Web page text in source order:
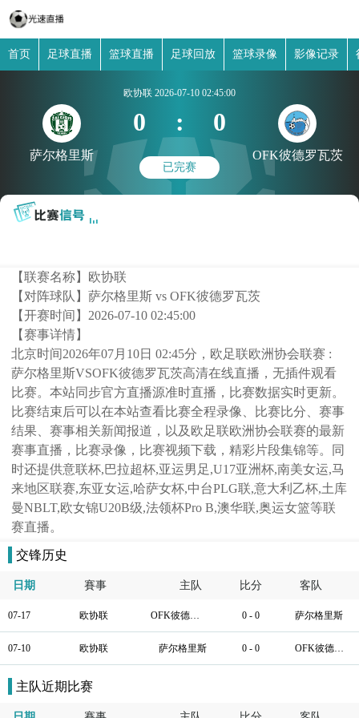
首页 足球直播 篮球直播 足球回放 篮球录像 影像记录
萨尔格里斯
欧协联 2026-07-10 02:45:00
0 : 0
已完赛
OFK彼德罗瓦茨
【联赛名称】 欧协联
【对阵球队】萨尔格里斯 vs OFK彼德罗瓦茨
【开赛时间】 2026-07-10 02:45:00
【赛事详情】
北京时间2026年07月10日 02:45分，欧足联欧洲协会联赛 :
萨尔格里斯VSOFK彼德罗瓦茨高清在线直播，无插件观看
比赛。本站同步官方直播源准时直播，比赛数据实时更新。
比赛结束后可以在本站查看比赛全程录像、比赛比分、赛事
结果、赛事相关新闻报道，以及欧足联欧洲协会联赛的最新
赛事直播，比赛录像，比赛视频下载，精彩片段集锦等。同
时还提供意联杯,巴拉超杯,亚运男足,U17亚洲杯,南美女运,马
来地区联赛,东亚女运,哈萨女杯,中台PLG联,意大利乙杯,土库
曼NBLT,欧女锦U20B级,法领杯Pro B,澳华联,奥运女篮等联
赛直播。
交锋历史
日期 賽事 主队 比分 客队
07-17 欧协联 OFK彼德罗瓦茨 0 - 0 萨尔格里斯
07-10 欧协联 萨尔格里斯 0 - 0 OFK彼德罗瓦茨
主队近期比赛